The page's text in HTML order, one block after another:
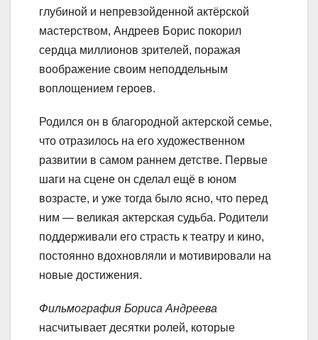
глубиной и непревзойденной актёрской
мастерством, Андреев Борис покорил
сердца миллионов зрителей, поражая
воображение своим неподдельным
воплощением героев.
Родился он в благородной актерской семье,
что отразилось на его художественном
развитии в самом раннем детстве. Первые
шаги на сцене он сделал ещё в юном
возрасте, и уже тогда было ясно, что перед
ним — великая актерская судьба. Родители
поддерживали его страсть к театру и кино,
постоянно вдохновляли и мотивировали на
новые достижения.
Фильмография Бориса Андреева
насчитывает десятки ролей, которые